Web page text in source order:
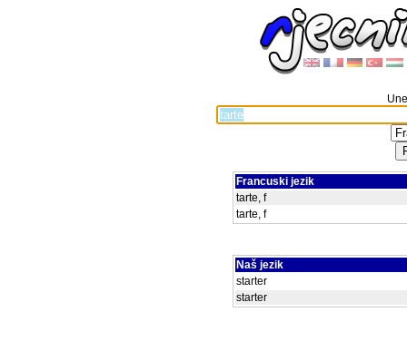
Francuski jezik
tarte, f
tarte, f
Naš jezik
starter
starter